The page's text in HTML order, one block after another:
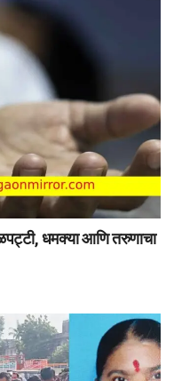
धमक्या आणि तरुणाचा